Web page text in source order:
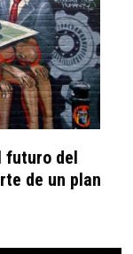
futuro del
de un plan